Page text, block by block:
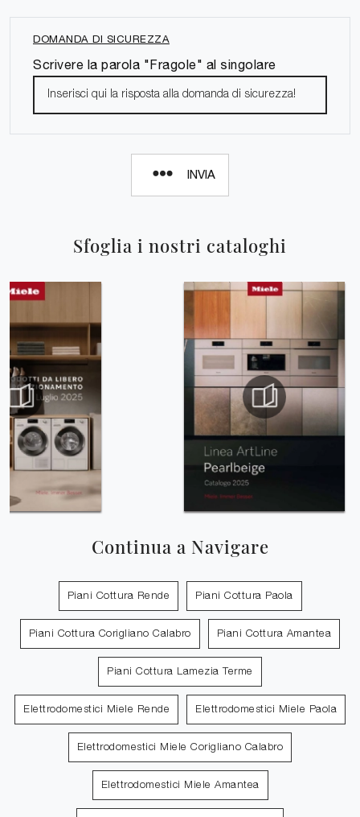
Sfoglia i nostri cataloghi
Continua a Navigare
Piani Cottura Rende Piani Cottura Paola
Piani Cottura Corigliano Calabro Piani Cottura Amantea
Piani Cottura Lamezia Terme
Elettrodomestici Miele Rende Elettrodomestici Miele Paola
Elettrodomestici Miele Corigliano Calabro
Elettrodomestici Miele Amantea
DOMANDA DI SICUREZZA
Scrivere la parola "Fragole" al singolare
INVIA